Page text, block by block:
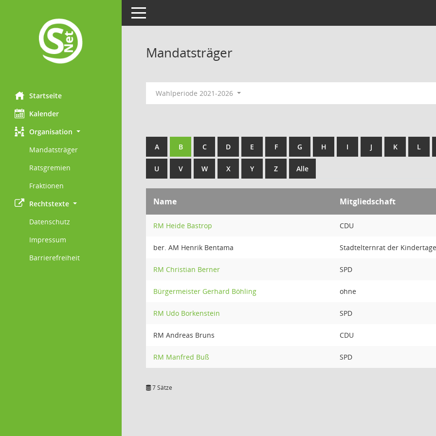
Startseite
Kalender
Organisation
Mandatsträger
Ratsgremien
Fraktionen
Rechtstexte
Datenschutz
Impressum
Barrierefreiheit
Toggle navigation
Mandatsträger
Wahlperiode 2021-2026
A B C D E F G H I J K L
U V W X Y Z Alle
Name Mitgliedschaft
RM Heide Bastrop CDU
ber. AM Henrik Bentama Stadtelternrat der
RM Christian Berner SPD
Bürgermeister Gerhard Böhling ohne
RM Udo Borkenstein SPD
RM Andreas Bruns CDU
RM Manfred Buß SPD
7 Sätze